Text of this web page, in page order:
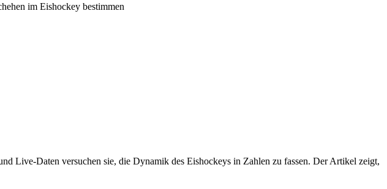
im Eishockey bestimmen
Live-Daten versuchen sie, die Dynamik des Eishockeys in Zahlen zu fassen. Der Artikel zeigt,